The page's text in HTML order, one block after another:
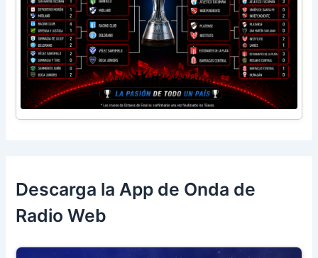
Descarga la App de Onda de
Radio Web